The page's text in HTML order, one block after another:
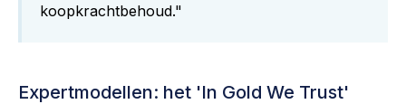
koopkrachtbehoud."
Expertmodellen: het 'In Gold We Trust'